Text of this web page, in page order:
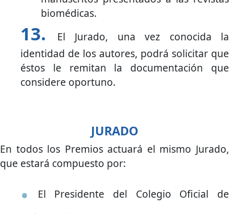
biomédicas.
El Jurado, una vez conocida la
identidad de los autores, podrá solicitar que
éstos le remitan la documentación que
considere oportuno.
JURADO
En todos los Premios actuará el mismo Jurado,
que estará compuesto por:
El Presidente del Colegio Oficial de